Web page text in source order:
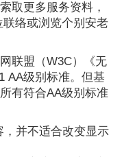
取更多服务资料，
络或浏览个别安老
联盟（W3C）《无
AA级别标准。但基
有符合AA级别标准
并不适合改变显示